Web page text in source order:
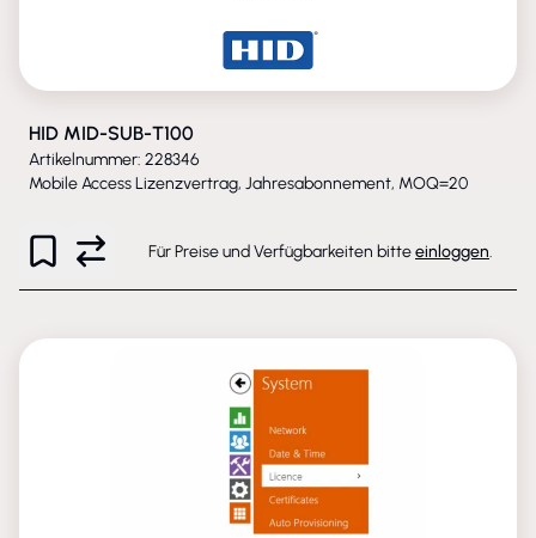
HID MID-SUB-T100
Artikelnummer: 228346
Mobile Access Lizenzvertrag, Jahresabonnement, MOQ=20
Für Preise und Verfügbarkeiten bitteeinloggen.